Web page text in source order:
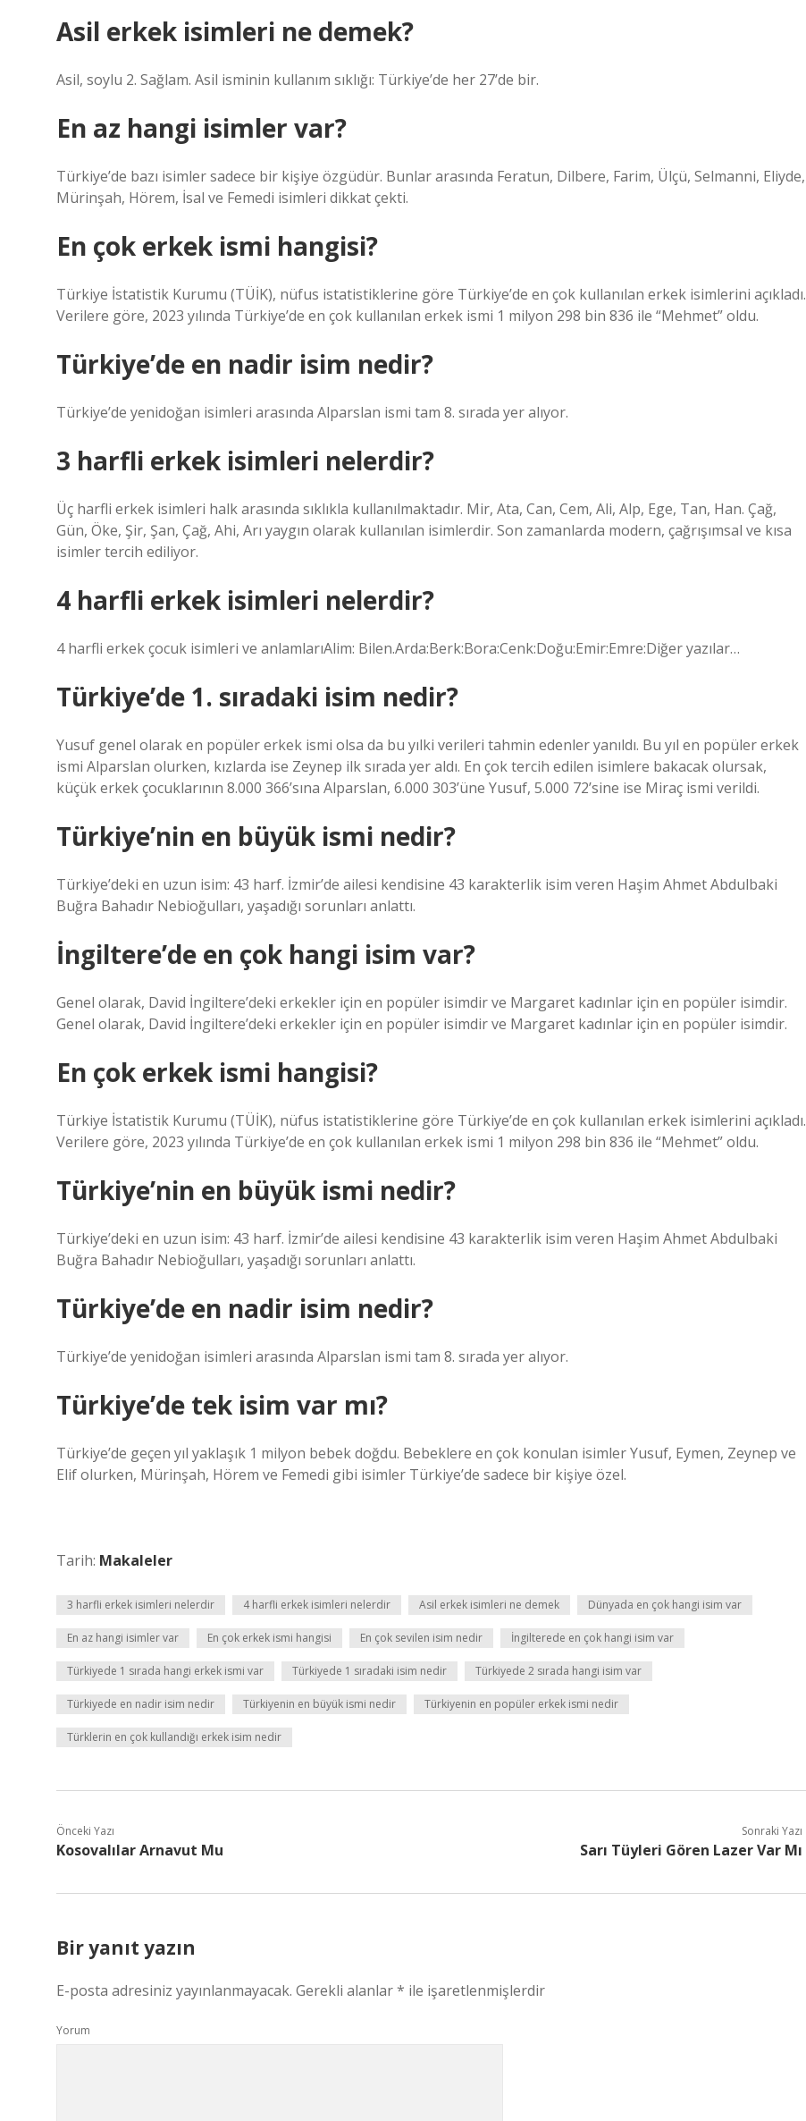
Asil erkek isimleri ne demek?
Asil, soylu 2. Sağlam. Asil isminin kullanım sıklığı: Türkiye’de her 27’de bir.
En az hangi isimler var?
Türkiye’de bazı isimler sadece bir kişiye özgüdür. Bunlar arasında Feratun, Dilbere, Farim, Ülçü, Selmanni, Eliyde,
Mürinşah, Hörem, İsal ve Femedi isimleri dikkat çekti.
En çok erkek ismi hangisi?
Türkiye İstatistik Kurumu (TÜİK), nüfus istatistiklerine göre Türkiye’de en çok kullanılan erkek isimlerini açıkladı.
Verilere göre, 2023 yılında Türkiye’de en çok kullanılan erkek ismi 1 milyon 298 bin 836 ile “Mehmet” oldu.
Türkiye’de en nadir isim nedir?
Türkiye’de yenidoğan isimleri arasında Alparslan ismi tam 8. sırada yer alıyor.
3 harfli erkek isimleri nelerdir?
Üç harfli erkek isimleri halk arasında sıklıkla kullanılmaktadır. Mir, Ata, Can, Cem, Ali, Alp, Ege, Tan, Han. Çağ,
Gün, Öke, Şir, Şan, Çağ, Ahi, Arı yaygın olarak kullanılan isimlerdir. Son zamanlarda modern, çağrışımsal ve kısa
isimler tercih ediliyor.
4 harfli erkek isimleri nelerdir?
4 harfli erkek çocuk isimleri ve anlamlarıAlim: Bilen.Arda:Berk:Bora:Cenk:Doğu:Emir:Emre:Diğer yazılar…
Türkiye’de 1. sıradaki isim nedir?
Yusuf genel olarak en popüler erkek ismi olsa da bu yılki verileri tahmin edenler yanıldı. Bu yıl en popüler erkek
ismi Alparslan olurken, kızlarda ise Zeynep ilk sırada yer aldı. En çok tercih edilen isimlere bakacak olursak,
küçük erkek çocuklarının 8.000 366’sına Alparslan, 6.000 303’üne Yusuf, 5.000 72’sine ise Miraç ismi verildi.
Türkiye’nin en büyük ismi nedir?
Türkiye’deki en uzun isim: 43 harf. İzmir’de ailesi kendisine 43 karakterlik isim veren Haşim Ahmet Abdulbaki
Buğra Bahadır Nebioğulları, yaşadığı sorunları anlattı.
İngiltere’de en çok hangi isim var?
Genel olarak, David İngiltere’deki erkekler için en popüler isimdir ve Margaret kadınlar için en popüler isimdir.
Genel olarak, David İngiltere’deki erkekler için en popüler isimdir ve Margaret kadınlar için en popüler isimdir.
En çok erkek ismi hangisi?
Türkiye İstatistik Kurumu (TÜİK), nüfus istatistiklerine göre Türkiye’de en çok kullanılan erkek isimlerini açıkladı.
Verilere göre, 2023 yılında Türkiye’de en çok kullanılan erkek ismi 1 milyon 298 bin 836 ile “Mehmet” oldu.
Türkiye’nin en büyük ismi nedir?
Türkiye’deki en uzun isim: 43 harf. İzmir’de ailesi kendisine 43 karakterlik isim veren Haşim Ahmet Abdulbaki
Buğra Bahadır Nebioğulları, yaşadığı sorunları anlattı.
Türkiye’de en nadir isim nedir?
Türkiye’de yenidoğan isimleri arasında Alparslan ismi tam 8. sırada yer alıyor.
Türkiye’de tek isim var mı?
Türkiye’de geçen yıl yaklaşık 1 milyon bebek doğdu. Bebeklere en çok konulan isimler Yusuf, Eymen, Zeynep ve
Elif olurken, Mürinşah, Hörem ve Femedi gibi isimler Türkiye’de sadece bir kişiye özel.
Tarih: Makaleler
3 harfli erkek isimleri nelerdir 4 harfli erkek isimleri nelerdir Asil erkek isimleri ne demek Dünyada en çok hangi isim var
En az hangi isimler var En çok erkek ismi hangisi En çok sevilen isim nedir İngilterede en çok hangi isim var
Türkiyede 1 sırada hangi erkek ismi var Türkiyede 1 sıradaki isim nedir Türkiyede 2 sırada hangi isim var
Türkiyede en nadir isim nedir Türkiyenin en büyük ismi nedir Türkiyenin en popüler erkek ismi nedir
Türklerin en çok kullandığı erkek isim nedir
Önceki Yazı
Kosovalılar Arnavut Mu
Sonraki Yazı
Sarı Tüyleri Gören Lazer Var Mı
Bir yanıt yazın
E-posta adresiniz yayınlanmayacak. Gerekli alanlar* ile işaretlenmişlerdir
Yorum